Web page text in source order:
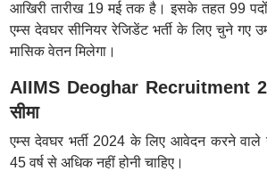
आखिरी तारीख 19 मई तक है। इसके तहत 99 पदों
एम्स देवघर सीनियर रेजिडेंट भर्ती के लिए चुने गए
मासिक वेतन मिलेगा।
AIIMS Deoghar Recruitment
सीमा
एम्स देवघर भर्ती 2024 के लिए आवेदन करने वाले
45 वर्ष से अधिक नहीं होनी चाहिए।